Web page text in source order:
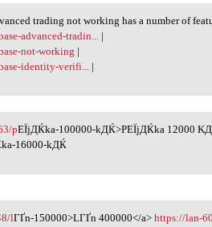
trading not working has a number of
advanced-tradin...
|
not-working |
identity-verifi...
|
pЕЇjДЌka-100000-kДЌ>PЕЇjДЌka 12000
16000-kДЌ
lГҐn-150000>LГҐn 400000</a>https://lan-